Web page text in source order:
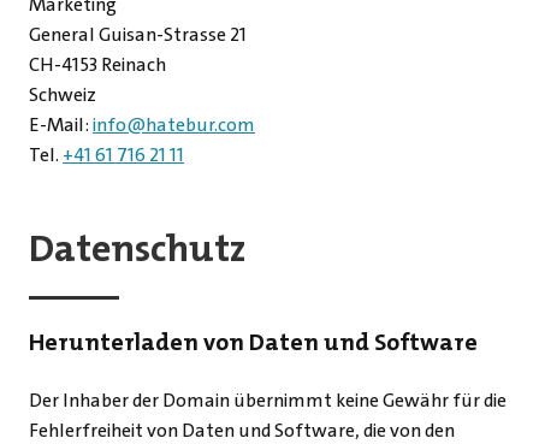
General Guisan-Strasse 21
CH-4153 Reinach
Schweiz
E-Mail:info@hatebur.com
Tel. +41 61 716 21 11
Datenschutz
Herunterladen von Daten und Software
Der Inhaber der Domain übernimmt keine Gewähr für die
Fehlerfreiheit von Daten und Software, die von den